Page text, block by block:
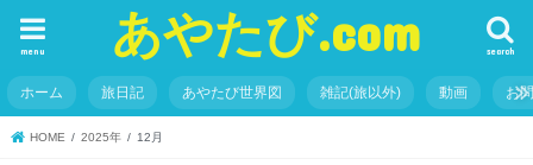
あやたび.com search
menu
ホーム 旅日記 あやたび世界図 雑記(旅以外) 動画 お
HOME 2025年 12月